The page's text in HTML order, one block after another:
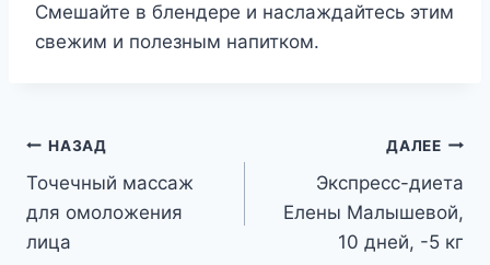
Смешайте в блендере и наслаждайтесь этим
свежим и полезным напитком.
Навигация
по
записям
НАЗАД
Точечный массаж
для омоложения
лица
ДАЛЕЕ
Экспресс-диета
Елены Малышевой,
10 дней, -5 кг